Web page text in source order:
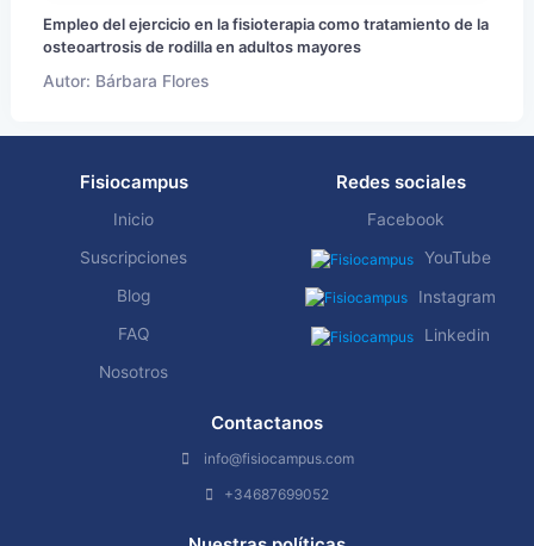
Empleo del ejercicio en la fisioterapia como tratamiento de la
osteoartrosis de rodilla en adultos mayores
Autor: Bárbara Flores
Fisiocampus
Inicio
Suscripciones
Blog
FAQ
Nosotros
Redes sociales
Facebook
YouTube
Instagram
Linkedin
Contactanos
info@fisiocampus.com
+34687699052